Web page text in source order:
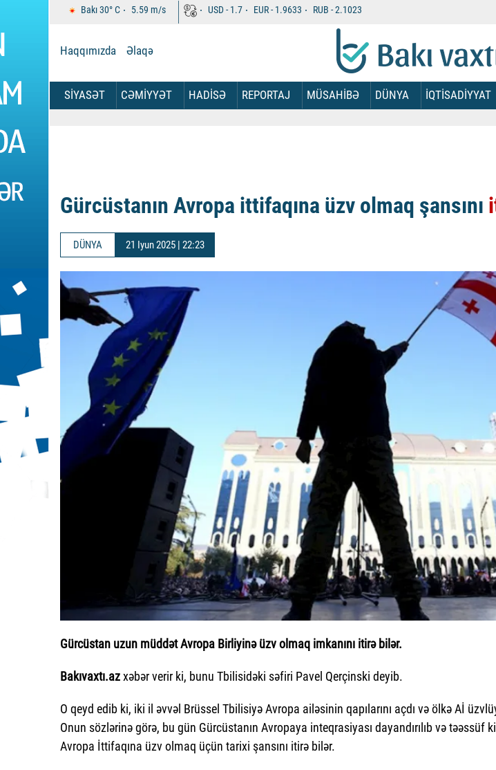
Bakı30°C 5.59 m/s USD -1.7 EUR -1.9633 RUB -2.1023
Haqqımızda Əlaqə
SİYASƏT CƏMİYYƏT HADİSƏ REPORTAJ MÜSAHİBƏ DÜNYA İQTİSADİYYAT
Gürcüstanın Avropa ittifaqına üzv olmaq şansını
DÜNYA 21 Iyun 2025 | 22:23
Gürcüstan uzun müddət Avropa Birliyinə üzv olmaq imkanını itirə bilər.
Bakıvaxtı.azxəbər verir ki, bunu Tbilisidəki səfiri Pavel Qerçinski deyib.
O qeyd edib ki, iki il əvvəl Brüssel Tbilisiyə Avropa ailəsinin qapılarını açdı və ölkə Aİ
Onun sözlərinə görə, bu gün Gürcüstanın Avropaya inteqrasiyası dayandırılıb və təəssüf
Avropa İttifaqına üzv olmaq üçün tarixi şansını itirə bilər.